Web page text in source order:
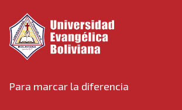
Para marcar la diferencia